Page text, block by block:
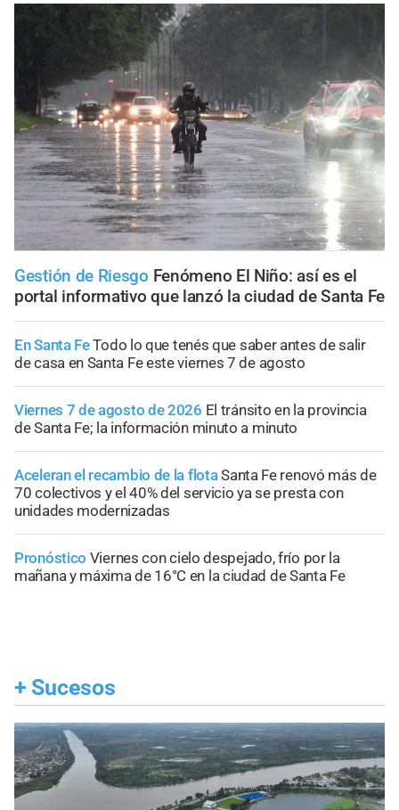
Gestión de Riesgo Fenómeno El Niño: así es el
portal informativo que lanzó la ciudad de Santa Fe
En Santa FeTodo lo que tenés que saber antes de salir
de casa en Santa Fe este viernes 7 de agosto
Viernes 7 de agosto de 2026 El tránsito en la provincia
de Santa Fe; la información minuto a minuto
Aceleran el recambio de la flotaSanta Fe renovó más de
70 colectivos y el 40% del servicio ya se presta con
unidades modernizadas
Pronóstico Viernes con cielo despejado, frío por la
mañana y máxima de 16°C en la ciudad de Santa Fe
+ Sucesos